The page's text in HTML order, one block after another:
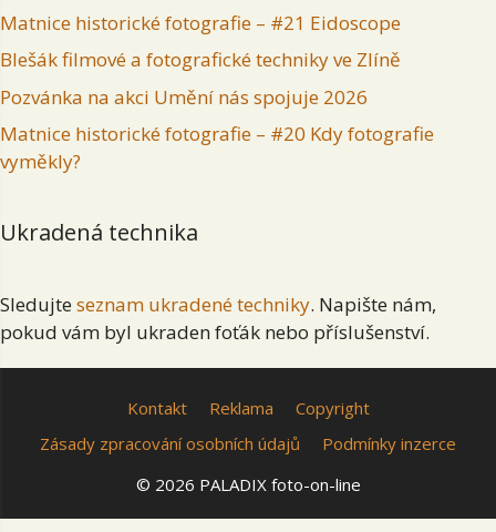
Matnice historické fotografie – #21 Eidoscope
Blešák filmové a fotografické techniky ve Zlíně
Pozvánka na akci Umění nás spojuje 2026
Matnice historické fotografie – #20 Kdy fotografie
vyměkly?
Ukradená technika
Sledujte seznam ukradené techniky. Napište nám,
pokud vám byl ukraden foťák nebo příslušenství.
Kontakt Reklama
Copyright
Zásady zpracování osobních údajů
Podmínky inzerce
© 2026 PALADIX foto-on-line